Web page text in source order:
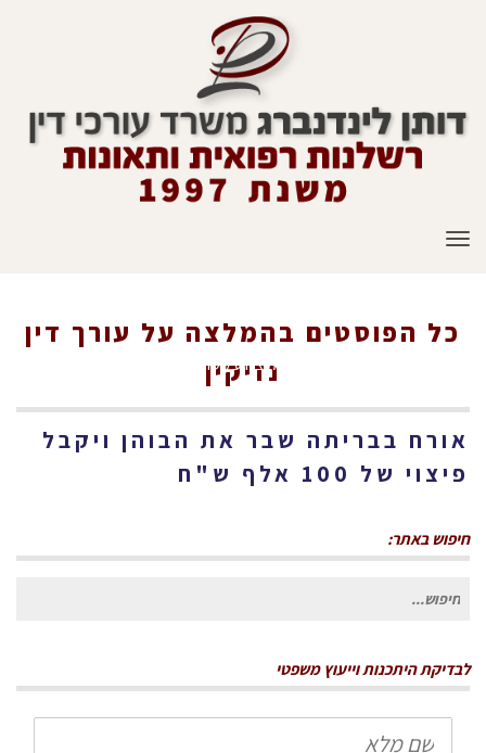
תפריט
המלצה על עורך דין נזיקין
כל הפוסטים בהמלצה על עורך דין
נזיקין
אורח בבריתה שבר את הבוהן ויקבל
פיצוי של 100 אלף ש"ח
חיפוש באתר:
חיפוש
לבדיקת היתכנות וייעוץ משפטי
שם